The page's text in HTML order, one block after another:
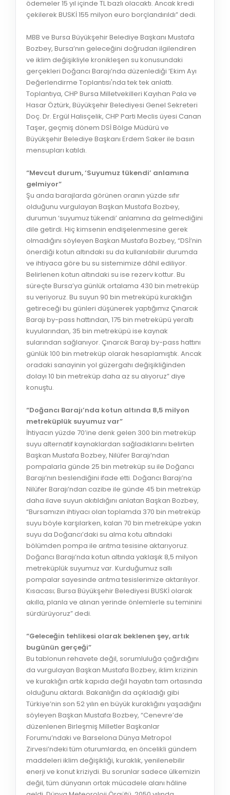
ödemeler 15 yıl içinde TL bazlı olacaktı. Ancak kredi
çekilerek BUSKİ 155 milyon euro borçlandırıldı” dedi.
MBB ve Bursa Büyükşehir Belediye Başkanı Mustafa
Bozbey, Bursa’nın geleceğini doğrudan ilgilendiren
ve iklim değişikliyle kronikleşen su konusundaki
gerçekleri Doğancı Barajı’nda düzenlediği ‘Ekim Ayı
Değerlendirme Toplantısı'nda tek tek anlattı.
Toplantıya, CHP Bursa Milletvekilleri Kayıhan Pala ve
Hasar Öztürk, Büyükşehir Belediyesi Genel Sekreteri
Doç. Dr. Ergül Halisçelik, CHP Parti Meclis üyesi Canan
Taşer, geçmiş dönem DSİ Bölge Müdürü ve
Büyükşehir Belediye Başkanı Erdem Saker ile basın
mensupları katıldı.
“Mevcut durum, ‘Suyumuz tükendi’ anlamına
gelmiyor”
Şu anda barajlarda görünen oranın yüzde sıfır
olduğunu vurgulayan Başkan Mustafa Bozbey,
durumun ‘suyumuz tükendi’ anlamına da gelmediğini
dile getirdi. Hiç kimsenin endişelenmesine gerek
olmadığını söyleyen Başkan Mustafa Bozbey, “DSİ’nin
önerdiği kotun altındaki su da kullanılabilir durumda
ve ihtiyaca göre bu su sistemimize dâhil ediliyor.
Belirlenen kotun altındaki su ise rezerv kottur. Bu
süreçte Bursa’ya günlük ortalama 430 bin metreküp
su veriyoruz. Bu suyun 90 bin metreküpü kuraklığın
getireceği bu günleri düşünerek yaptığımız Çınarcık
Barajı by-pass hattından, 175 bin metreküpü yeraltı
kuyularından, 35 bin metreküpü ise kaynak
sularından sağlanıyor. Çınarcık Barajı by-pass hattını
günlük 100 bin metreküp olarak hesaplamıştık. Ancak
oradaki sanayinin yol güzergahı değişikliğinden
dolayı 10 bin metreküp daha az su alıyoruz” diye
konuştu.
“Doğancı Barajı’nda kotun altında 8,5 milyon
metreküplük suyumuz var”
İhtiyacın yüzde 70’ine denk gelen 300 bin metreküp
suyu alternatif kaynaklardan sağladıklarını belirten
Başkan Mustafa Bozbey, Nilüfer Barajı’ndan
pompalarla günde 25 bin metreküp su ile Doğancı
Barajı’nın beslendiğini ifade etti. Doğancı Barajı’na
Nilüfer Barajı’ndan cazibe ile günde 45 bin metreküp
daha ilave suyun akıtıldığını anlatan Başkan Bozbey,
“Bursamızın ihtiyacı olan toplamda 370 bin metreküp
suyu böyle karşılarken, kalan 70 bin metreküpe yakın
suyu da Doğancı’daki su alma kotu altındaki
bölümden pompa ile arıtma tesisine aktarıyoruz.
Doğancı Barajı’nda kotun altında yaklaşık 8,5 milyon
metreküplük suyumuz var. Kurduğumuz sallı
pompalar sayesinde arıtma tesislerimize aktarılıyor.
Kısacası; Bursa Büyükşehir Belediyesi BUSKİ olarak
akılla, planla ve alınan yerinde önlemlerle su teminini
sürdürüyoruz” dedi.
“Geleceğin tehlikesi olarak beklenen şey, artık
bugünün gerçeği”
Bu tablonun rehavete değil, sorumluluğa çağırdığını
da vurgulayan Başkan Mustafa Bozbey, iklim krizinin
ve kuraklığın artık kapıda değil hayatın tam ortasında
olduğunu aktardı. Bakanlığın da açıkladığı gibi
Türkiye’nin son 52 yılın en büyük kuraklığını yaşadığını
söyleyen Başkan Mustafa Bozbey, “Cenevre’de
düzenlenen Birleşmiş Milletler Başkanlar
Forumu’ndaki ve Barselona Dünya Metropol
Zirvesi’ndeki tüm oturumlarda, en öncelikli gündem
maddeleri iklim değişikliği, kuraklık, yenilenebilir
enerji ve konut kriziydi. Bu sorunlar sadece ülkemizin
değil, tüm dünyanın ortak mücadele alanı hâline